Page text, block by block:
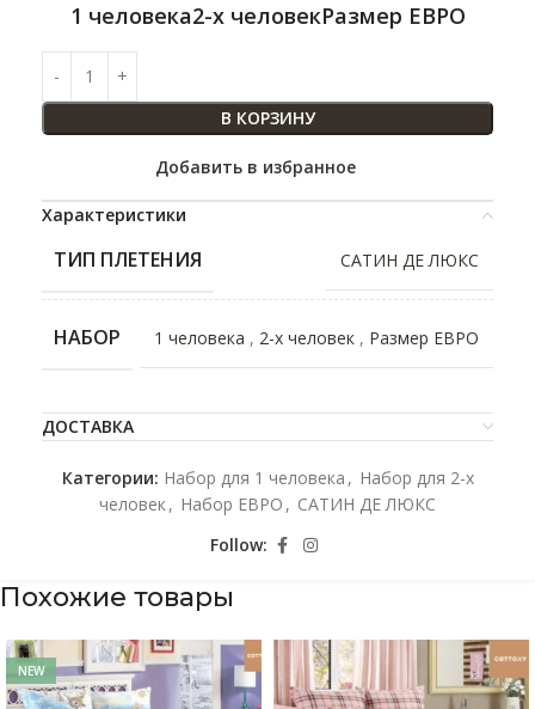
1 человека2-х человекРазмер ЕВРО
В КОРЗИНУ
Добавить в избранное
Характеристики
ТИП ПЛЕТЕНИЯ САТИН ДЕ ЛЮКС
НАБОР 1 человека , 2-х человек , Размер ЕВРО
ДОСТАВКА
Категории: Набор для 1 человека , Набор для 2-x
человек, Набор ЕВРО , САТИН ДЕ ЛЮКС
Follow:
Похожие товары
NEW